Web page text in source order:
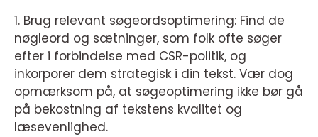
1. Brug relevant søgeordsoptimering: Find de
nøgleord og sætninger, som folk ofte søger
efter i forbindelse med CSR-politik, og
inkorporer dem strategisk i din tekst. Vær dog
opmærksom på, at søgeoptimering ikke bør gå
på bekostning af tekstens kvalitet og
læsevenlighed.